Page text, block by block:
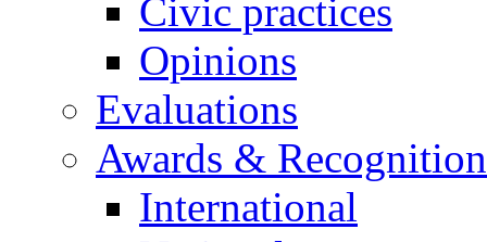
Civic practices
Opinions
Evaluations
Awards &
International